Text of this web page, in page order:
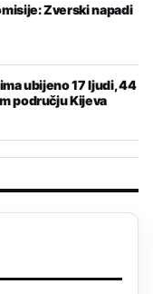
Zverski napadi
ubijeno 17 ljudi, 44
području Kijeva